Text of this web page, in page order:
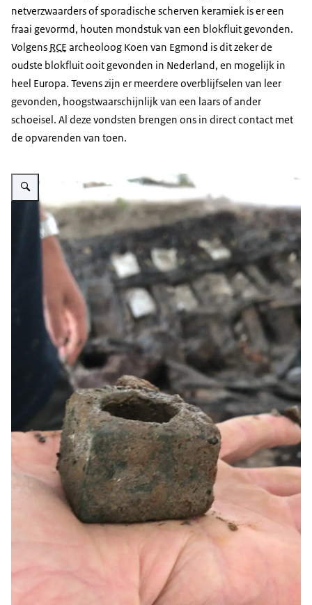
netverzwaarders of sporadische scherven keramiek is er een
fraai gevormd, houten mondstuk van een blokfluit gevonden.
Volgens RCE archeoloog Koen van Egmond is dit zeker de
oudste blokfluit ooit gevonden in Nederland, en mogelijk in
heel Europa. Tevens zijn er meerdere overblijfselen van leer
gevonden, hoogstwaarschijnlijk van een laars of ander
schoeisel. Al deze vondsten brengen ons in direct contact met
de opvarenden van toen.
Vergroot afbeelding Lager gevonden in achterschip Veldschool